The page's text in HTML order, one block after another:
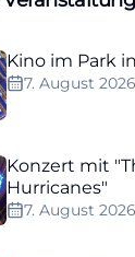
Kino im Park
7. August 2026
Konzert mit
Hurricanes"
7. August 2026